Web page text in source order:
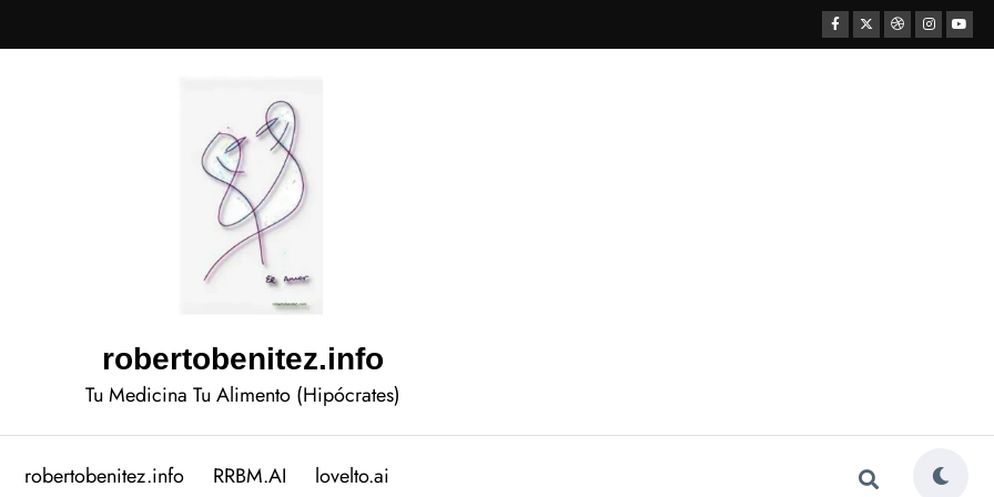
robertobenitez.info
Tu Medicina Tu Alimento (Hipócrates)
robertobenitez.info RRBM.AI lovelto.ai